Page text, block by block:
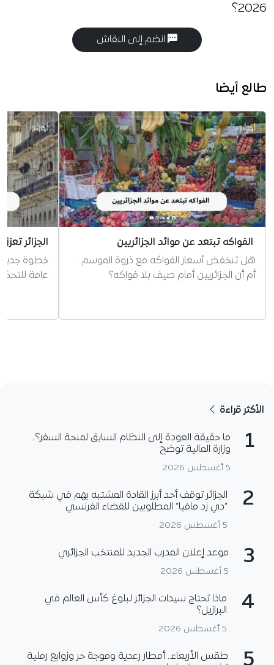
2026؟
انضم إلى النقاش
طالع أيضا
الفواكه تبتعد عن موائد الجزائريين
هل تنخفض أسعار الفواكه مع ذروة الموسم..
أم أن الجزائريين أمام صيف بلا فواكه؟
الجزائر
خطوة جديدة
عامة
الأكثر قراءة
1
ما حقيقة العودة إلى النظام السابق لمنحة السفر؟..
وزارة المالية توضح
5 أغسطس 2026
2
الجزائر توقف أحد أبرز القادة المشتبه بهم في شبكة
“دي زد مافيا” المطلوبين للقضاء الفرنسي
5 أغسطس 2026
3 موعد إعلان المدرب الجديد للمنتخب الجزائري
5 أغسطس 2026
4
ماذا تحتاج سيدات الجزائر لبلوغ كأس العالم في
البرازيل؟
5 أغسطس 2026
طقس الأربعاء.. أمطار رعدية وموجة حر وزوابع رملية